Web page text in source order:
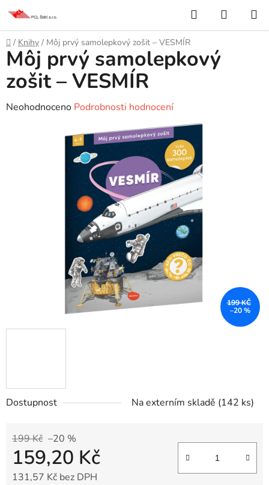
Přejít
obsah
Hledat
KOŠÍK
Domů
/ Knihy / Môj prvý samolepkový zošit – VESMÍR
Dostupnost Na externím skladě (142 ks)
199 Kč –20 %
159,20 Kč
131,57 Kč bez DPH
Môj prvý samolepkový
zošit – VESMÍR
Průměrné
Neohodnoceno Podrobnosti hodnocení
199 KČ
–20 %